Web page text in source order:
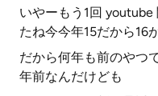
いやーもう1回 youtube
たね今今年15だから16
だから何年も前のやつ
年前なんだけども